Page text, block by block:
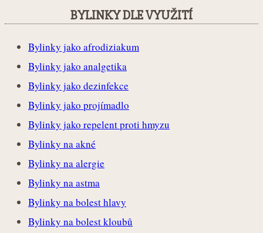
BYLINKY DLE VYUŽITÍ
Bylinky jako afrodiziakum
Bylinky jako analgetika
Bylinky jako dezinfekce
Bylinky jako projímadlo
Bylinky jako repelent proti hmyzu
Bylinky na akné
Bylinky na alergie
Bylinky na astma
Bylinky na bolest hlavy
Bylinky na bolest kloubů